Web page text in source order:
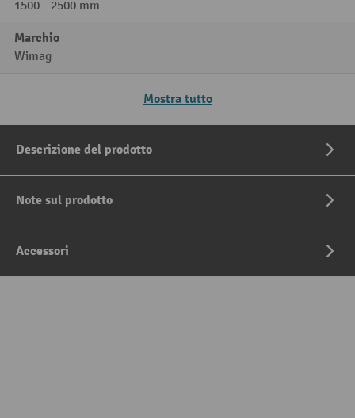
1500 - 2500 mm
Marchio
Wimag
Mostra tutto
Descrizione del prodotto
Note sul prodotto
Accessori